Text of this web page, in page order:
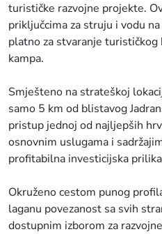
turističke razvojne projekte.
priključcima za struju i vodu
platno za stvaranje
kampa.
Smješteno na strateškoj
samo 5 km od blistavog
pristup jednoj od najljepših
osnovnim uslugama i
profitabilna investicijska
Okruženo cestom punog
laganu povezanost sa svih
dostupnim izborom za